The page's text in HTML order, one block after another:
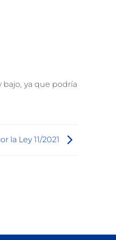
ya que podría
la Ley 11/2021